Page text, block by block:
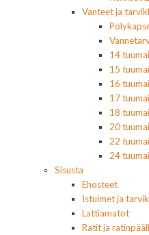
Vanteet ja
14
15
16
17
18
20
22
24
Sisusta
Ehosteet
Istuimet ja
Lattiamatot
Ratit ja